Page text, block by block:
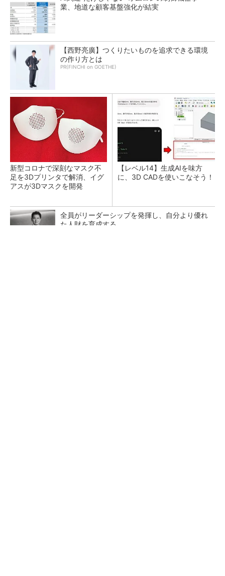
業、地道な顧客基盤強化が結実
【西野亮廣】つくりたいものを追求できる環境
の作り方とは
PR(FINCHI on GOETHE)
新型コロナで深刻なマスク不
足を3Dプリンタで解消、イグ
アスが3Dマスクを開発
【レベル14】生成AIを味方
に、3D CADを使いこなそう！
全員がリーダーシップを発揮し、自分より優れ
た人財を育成する